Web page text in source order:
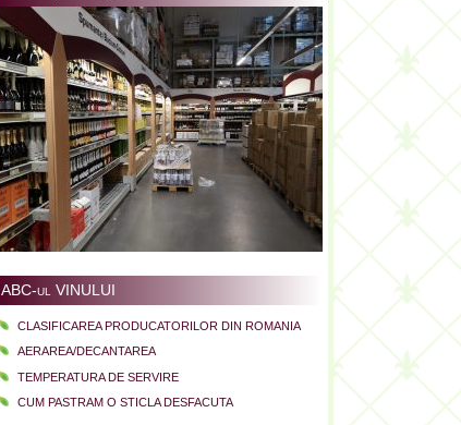
ABC-ul VINULUI
CLASIFICAREA PRODUCATORILOR DIN ROMANIA
AERAREA/DECANTAREA
TEMPERATURA DE SERVIRE
CUM PASTRAM O STICLA DESFACUTA